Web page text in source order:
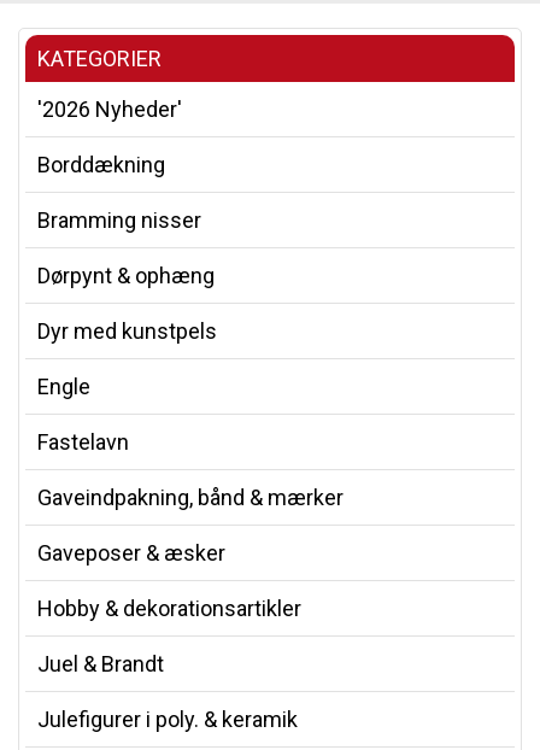
KATEGORIER
'2026 Nyheder'
Borddækning
Bramming nisser
Dørpynt & ophæng
Dyr med kunstpels
Engle
Fastelavn
Gaveindpakning, bånd & mærker
Gaveposer & æsker
Hobby & dekorationsartikler
Juel & Brandt
Julefigurer i poly. & keramik